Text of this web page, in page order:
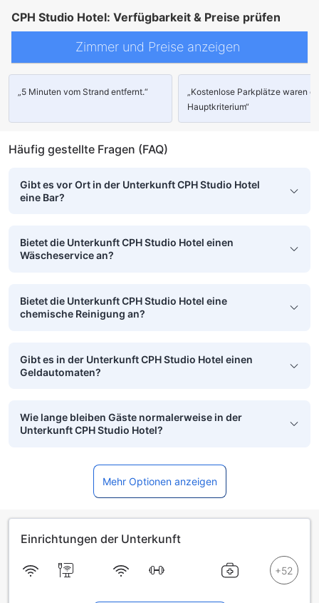
CPH Studio Hotel: Verfügbarkeit & Preise prüfen
Zimmer und Preise anzeigen
„5 Minuten vom Strand entfernt.“
„Kostenlose Parkplätze waren
Hauptkriterium“
Häufig gestellte Fragen (FAQ)
Gibt es vor Ort in der Unterkunft CPH Studio Hotel
eine Bar?
Bietet die Unterkunft CPH Studio Hotel einen
Wäscheservice an?
Bietet die Unterkunft CPH Studio Hotel eine
chemische Reinigung an?
Gibt es in der Unterkunft CPH Studio Hotel einen
Geldautomaten?
Wie lange bleiben Gäste normalerweise in der
Unterkunft CPH Studio Hotel?
Mehr Optionen anzeigen
Einrichtungen der Unterkunft